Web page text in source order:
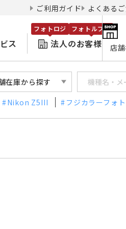
ご利用ガイド よくある
ス 法人のお客様
フォトロジ フォトルプロ
店
在庫から探す
Nikon Z5III フジカラーフォ